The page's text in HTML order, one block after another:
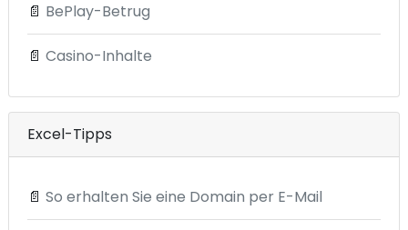
📄 BePlay-Betrug
📄 Casino-Inhalte
Excel-Tipps
📄 So erhalten Sie eine Domain per E-Mail